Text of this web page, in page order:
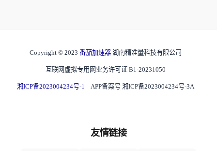
Copyright © 2023 番茄加速器 湖南精准量科技有限公司
互联网虚拟专用网业务许可证 B1-20231050
湘ICP备2023004234号-1 APP备案号 湘ICP备2023004234号-3A
友情链接